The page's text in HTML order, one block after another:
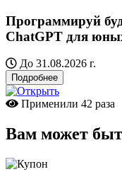
Программируй
ChatGPT для
До 31.08.2026 г.
Подробнее
Применили 42 раза
Вам может